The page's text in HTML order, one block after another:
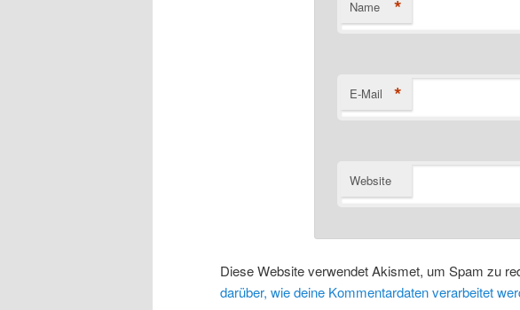
Name *
E-Mail *
Website
Diese Website verwendet Akismet, um Spam zu
darüber, wie deine Kommentardaten verarbeitet